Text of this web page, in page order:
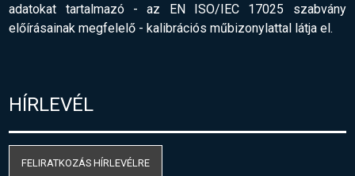
adatokat tartalmazó - az EN ISO/IEC 17025 szabvány
előírásainak megfelelő - kalibrációs műbizonylattal látja el.
HÍRLEVÉL
FELIRATKOZÁS HÍRLEVÉLRE